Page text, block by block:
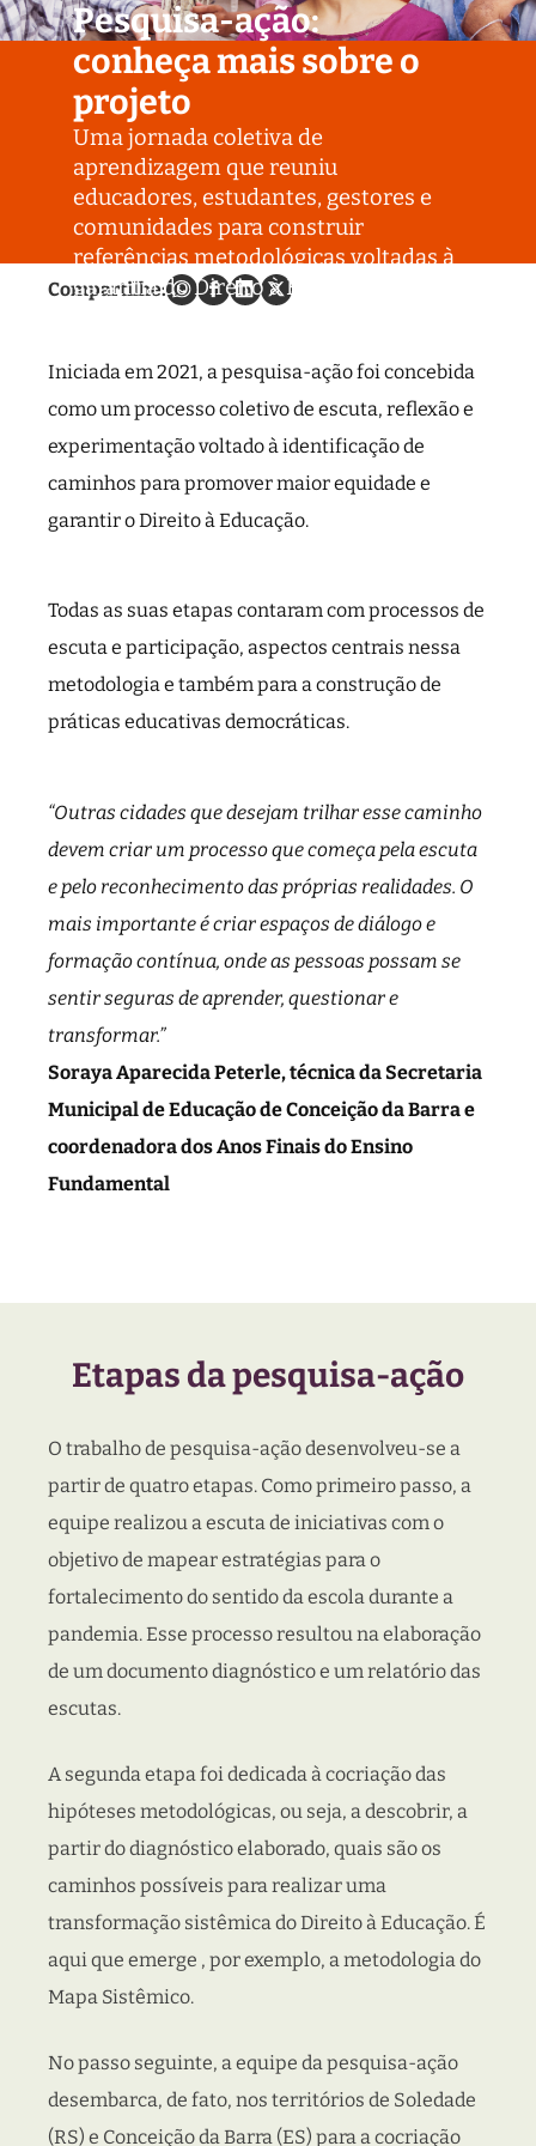
Pesquisa-ação:
conheça mais sobre o
projeto
Uma jornada coletiva de
aprendizagem que reuniu
educadores, estudantes, gestores e
comunidades para construir
referências metodológicas voltadas à
garantia do Direito à Educação
Compartilhe:
Iniciada em 2021, a pesquisa-ação foi concebida
como um processo coletivo de escuta, reflexão e
experimentação voltado à identificação de
caminhos para promover maior equidade e
garantir o Direito à Educação.
Todas as suas etapas contaram com processos de
escuta e participação, aspectos centrais nessa
metodologia e também para a construção de
práticas educativas democráticas.
“Outras cidades que desejam trilhar esse caminho
devem criar um processo que começa pela escuta
e pelo reconhecimento das próprias realidades. O
mais importante é criar espaços de diálogo e
formação contínua, onde as pessoas possam se
sentir seguras de aprender, questionar e
transformar.”
Soraya Aparecida Peterle, técnica da Secretaria
Municipal de Educação de Conceição da Barra e
coordenadora dos Anos Finais do Ensino
Fundamental
Etapas da pesquisa-ação
O trabalho de pesquisa-ação desenvolveu-se a
partir de quatro etapas. Como primeiro passo, a
equipe realizou a escuta de iniciativas com o
objetivo de mapear estratégias para o
fortalecimento do sentido da escola durante a
pandemia. Esse processo resultou na elaboração
de um documento diagnóstico e um relatório das
escutas.
A segunda etapa foi dedicada à cocriação das
hipóteses metodológicas, ou seja, a descobrir, a
partir do diagnóstico elaborado, quais são os
caminhos possíveis para realizar uma
transformação sistêmica do Direito à Educação. É
aqui que emerge , por exemplo, a metodologia do
Mapa Sistêmico.
No passo seguinte, a equipe da pesquisa-ação
desembarca, de fato, nos territórios de Soledade
(RS) e Conceição da Barra (ES) para a cocriação